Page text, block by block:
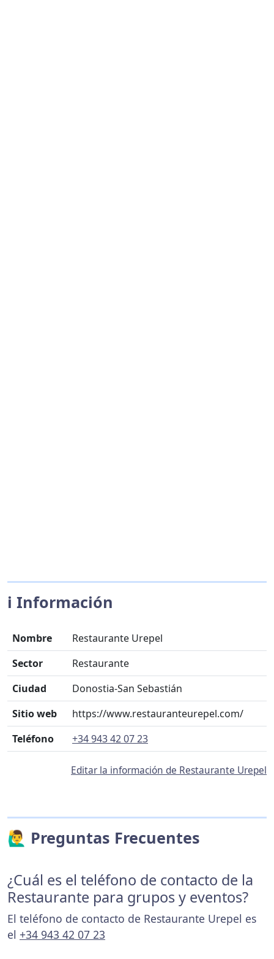
ℹ️ Información
Nombre
Restaurante Urepel
Sector
Restaurante
Ciudad
Donostia-San Sebastián
Sitio web
https://www.restauranteurepel.com/
Teléfono
+34 943 42 07 23
Editar la información de Restaurante Urepel
🙋‍♂️ Preguntas Frecuentes
¿Cuál es el teléfono de contacto de la
Restaurante para grupos y eventos?
El teléfono de contacto de Restaurante Urepel es
el +34 943 42 07 23